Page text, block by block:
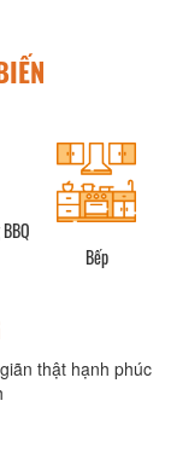
Bếp
thật hạnh phúc